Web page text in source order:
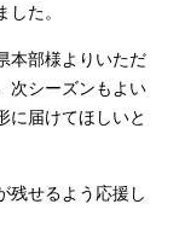
た。
本部様よりいただ
次シーズンもよい
に届けてほしいと
残せるよう応援し